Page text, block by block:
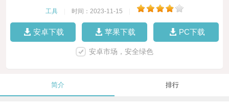
工具 时间：2023-11-15
安卓下载 苹果下载 PC下载
安卓市场，安全绿色
简介 排行